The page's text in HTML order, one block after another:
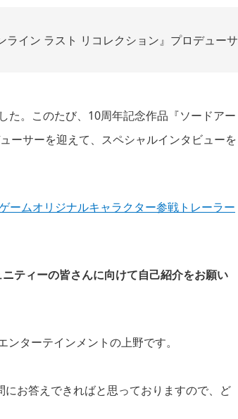
イン ラスト リコレクション』プロデューサ
た。このたび、10周年記念作品『ソードアー
ーサーを迎えて、スペシャルインタビューを
ームオリジナルキャラクター参戦トレーラー
ティーの皆さんに向けて自己紹介をお願い
ターテインメントの上野です。
お答えできればと思っておりますので、ど